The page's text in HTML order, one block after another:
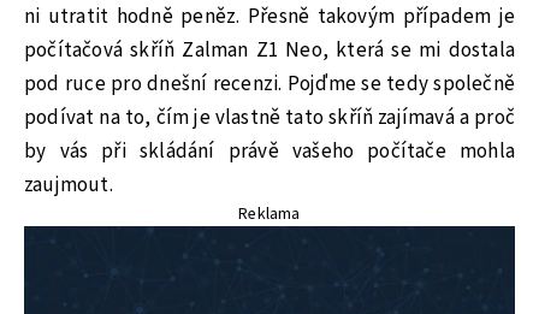
ni utratit hodně peněz. Přesně takovým případem je
počítačová skříň Zalman Z1 Neo, která se mi dostala
pod ruce pro dnešní recenzi. Pojďme se tedy společně
podívat na to, čím je vlastně tato skříň zajímavá a proč
by vás při skládání právě vašeho počítače mohla
zaujmout.
Reklama